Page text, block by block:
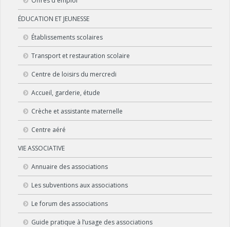
ÉDUCATION ET JEUNESSE
Établissements scolaires
Transport et restauration scolaire
Centre de loisirs du mercredi
Accueil, garderie, étude
Crèche et assistante maternelle
Centre aéré
VIE ASSOCIATIVE
Annuaire des associations
Les subventions aux associations
Le forum des associations
Guide pratique à l’usage des associations